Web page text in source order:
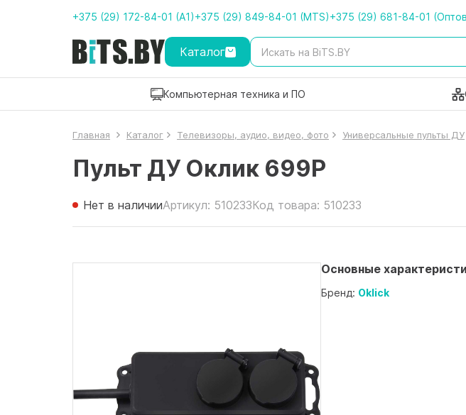
+375 (29) 172-84-01 (A1)+375 (29) 849-84-01 (MTS)+375 (29) 681-84-01
Каталог
Компьютерная техника и ПО
Главная Каталог Телевизоры, аудио, видео, фото Универсальные пульты ДУ
Пульт ДУ Оклик 699P
Нет в наличииАртикул: 510233Код товара: 510233
Основные
Бренд: Oklick